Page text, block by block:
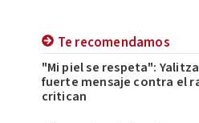
Te recomendamos
"Mi piel se respeta":
fuerte mensaje contra el
critican